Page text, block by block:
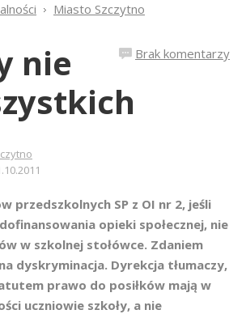
Miasto Szczytno
Brak komentarzy
nie
przedszkolnych SP z OI nr 2, jeśli
opieki społecznej, nie
w szkolnej stołówce. Zdaniem
dyskryminacja. Dyrekcja tłumaczy,
prawo do posiłków mają w
uczniowie szkoły, a nie